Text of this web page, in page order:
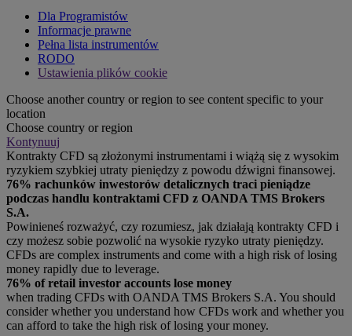
Dla Programistów
Informacje prawne
Pełna lista instrumentów
RODO
Ustawienia plików cookie
Choose another country or region to see content specific to your
location
Choose country or region
Kontynuuj
Kontrakty CFD są złożonymi instrumentami i wiążą się z wysokim
ryzykiem szybkiej utraty pieniędzy z powodu dźwigni finansowej.
76% rachunków inwestorów detalicznych traci pieniądze
podczas handlu kontraktami CFD z OANDA TMS Brokers
S.A.
Powinieneś rozważyć, czy rozumiesz, jak działają kontrakty CFD i
czy możesz sobie pozwolić na wysokie ryzyko utraty pieniędzy.
CFDs are complex instruments and come with a high risk of losing
money rapidly due to leverage.
76% of retail investor accounts lose money
when trading CFDs with OANDA TMS Brokers S.A. You should
consider whether you understand how CFDs work and whether you
can afford to take the high risk of losing your money.